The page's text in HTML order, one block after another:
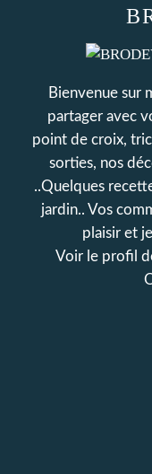
Bienvenue sur
partager avec
point de croix,
sorties, nos
..Quelques
jardin.. Vos
plaisir et
Voir le profil